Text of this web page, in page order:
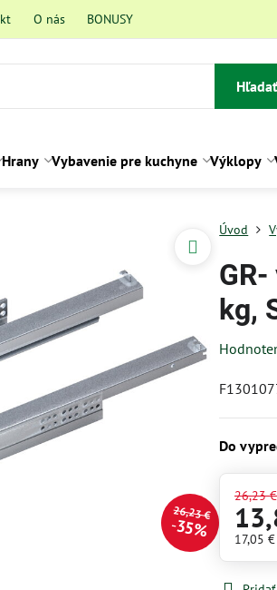
O nás BONUSY
Hľadať
Hrany Vybavenie pre kuchyne Výklopy
26,23 €
35%
Úvod
kg,
Do
26,23 €
17,05